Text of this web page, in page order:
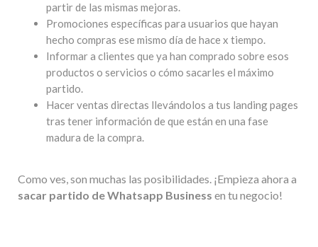
partir de las mismas mejoras.
Promociones específicas para usuarios que hayan
hecho compras ese mismo día de hace x tiempo.
Informar a clientes que ya han comprado sobre esos
productos o servicios o cómo sacarles el máximo
partido.
Hacer ventas directas llevándolos a tus landing pages
tras tener información de que están en una fase
madura de la compra.
Como ves, son muchas las posibilidades. ¡Empieza ahora a
sacar partido de Whatsapp Business en tu negocio!